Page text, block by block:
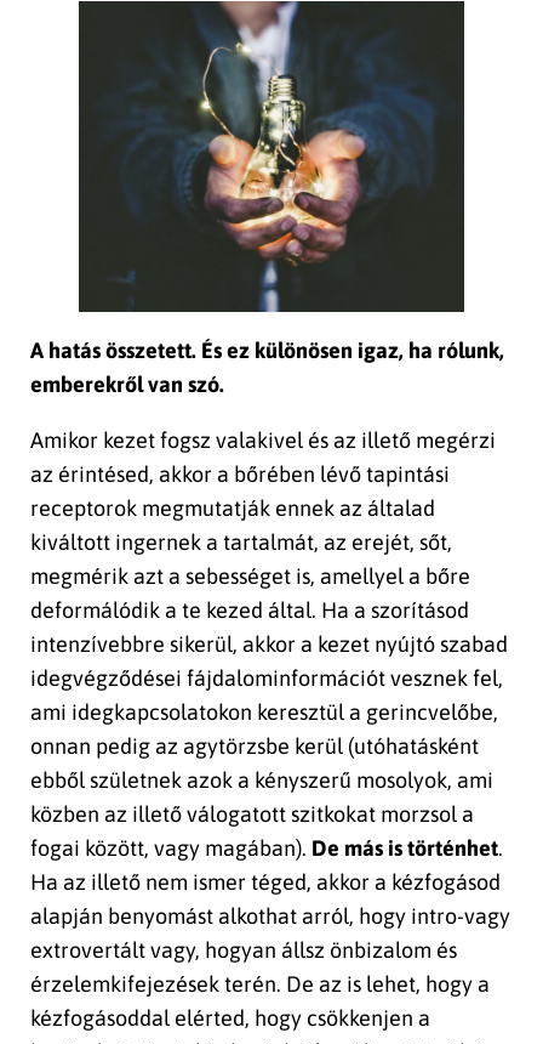
A hatás összetett. És ez különösen igaz, ha rólunk,
emberekről van szó.
Amikor kezet fogsz valakivel és az illető megérzi
az érintésed, akkor a bőrében lévő tapintási
receptorok megmutatják ennek az általad
kiváltott ingernek a tartalmát, az erejét, sőt,
megmérik azt a sebességet is, amellyel a bőre
deformálódik a te kezed által. Ha a szorításod
intenzívebbre sikerül, akkor a kezet nyújtó szabad
idegvégződései fájdalominformációt vesznek fel,
ami idegkapcsolatokon keresztül a gerincvelőbe,
onnan pedig az agytörzsbe kerül (utóhatásként
ebből születnek azok a kényszerű mosolyok, ami
közben az illető válogatott szitkokat morzsol a
fogai között, vagy magában). De más is történhet.
Ha az illető nem ismer téged, akkor a kézfogásod
alapján benyomást alkothat arról, hogy intro-vagy
extrovertált vagy, hogyan állsz önbizalom és
érzelemkifejezések terén. De az is lehet, hogy a
kézfogásoddal elérted, hogy csökkenjen a